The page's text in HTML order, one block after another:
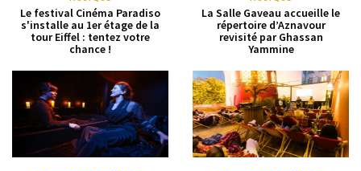
Le festival Cinéma Paradiso
s'installe au 1er étage de la
tour Eiffel : tentez votre
chance !
La Salle Gaveau accueille le
répertoire d’Aznavour
revisité par Ghassan
Yammine